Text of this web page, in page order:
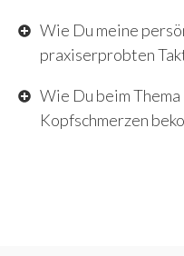
Wie Du meine
praxiserprobten
Wie Du beim
Kopfschmerzen